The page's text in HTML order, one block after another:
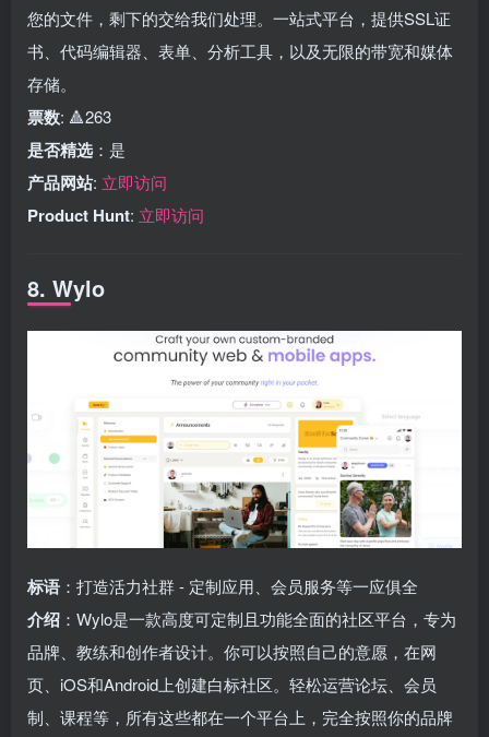
您的文件，剩下的交给我们处理。一站式平台，提供SSL证
书、代码编辑器、表单、分析工具，以及无限的带宽和媒体
存储。
票数: 🔺263
是否精选 ：是
产品网站: 立即访问
Product Hunt: 立即访问
8. Wylo
标语 ：打造活力社群 - 定制应用、会员服务等一应俱全
介绍 ：Wylo是一款高度可定制且功能全面的社区平台，专为
品牌、教练和创作者设计。你可以按照自己的意愿，在网
页、iOS和Android上创建白标社区。轻松运营论坛、会员
制、课程等，所有这些都在一个平台上，完全按照你的品牌